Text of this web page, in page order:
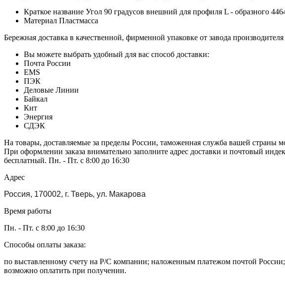
Краткое название Угол 90 градусов внешний для профиля L - образного
Материал Пластмасса
Бережная доставка в качественной, фирменной упаковке от завода
Вы можете выбрать удобный для вас способ доставки:
Почта России
EMS
ПЭК
Деловые Линии
Байкал
Кит
Энергия
СДЭК
На товары, доставляемые за пределы России, таможенная служба вашей страны
При оформлении заказа внимательно заполните адрес доставки и почтовый
бесплатный. Пн. - Пт. с 8:00 до 16:30
Адрес
Россия, 170002, г. Тверь, ул. Макарова
Время работы
Пн. - Пт. с 8:00 до 16:30
Способы оплаты заказа:
по выставленному счету на Р/С компании; наложенным платежом почтой
возможно оплатить при получении.